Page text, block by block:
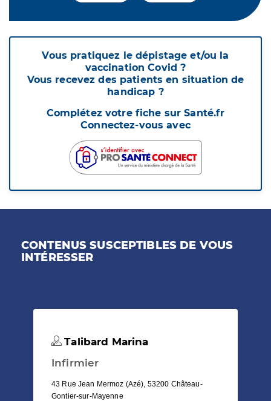
Vous pratiquez le dépistage et/ou la
vaccination Covid ?
Vous recevez des patients en situation de
handicap ?
Complétez votre fiche sur Santé.fr
Connectez-vous avec
CONTENUS SUSCEPTIBLES DE VOUS
INTÉRESSER
Talibard Marina
Infirmier
43 Rue Jean Mermoz (Azé), 53200 Château-
Gontier-sur-Mayenne